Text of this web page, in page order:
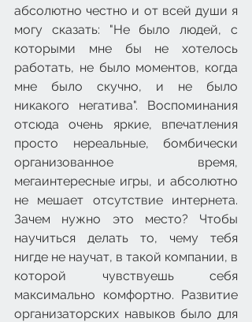
абсолютно честно и от всей души я
могу сказать: "Не было людей, с
которыми мне бы не хотелось
работать, не было моментов, когда
мне было скучно, и не было
никакого негатива". Воспоминания
отсюда очень яркие, впечатления
просто нереальные, бомбически
организованное время,
мегаинтересные игры, и абсолютно
не мешает отсутствие интернета.
Зачем нужно это место? Чтобы
научиться делать то, чему тебя
нигде не научат, в такой компании, в
которой чувствуешь себя
максимально комфортно. Развитие
организаторских навыков было для